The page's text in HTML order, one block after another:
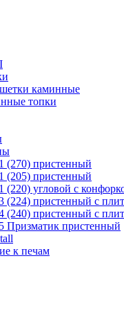
каминные
топки
(270) пристенный
(205) пристенный
угловой с
(224) пристенный с
(240) пристенный с
Призматик пристенный
к печам